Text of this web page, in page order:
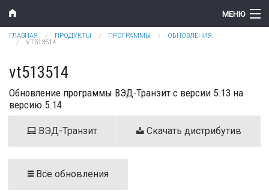
Перейти к основному содержанию
МЕНЮ
Компания
Новости
Продукты
Поддержка
Контакты
Вы здесь
ГЛАВНАЯ ПРОДУКТЫ ПРОГРАММЫ
ОБНОВЛЕНИЯ
VT513514
vt513514
Обновление программы ВЭД-Транзит с версии 5.13 на
версию 5.14
ВЭД-Транзит Скачать дистрибутив
Все обновления